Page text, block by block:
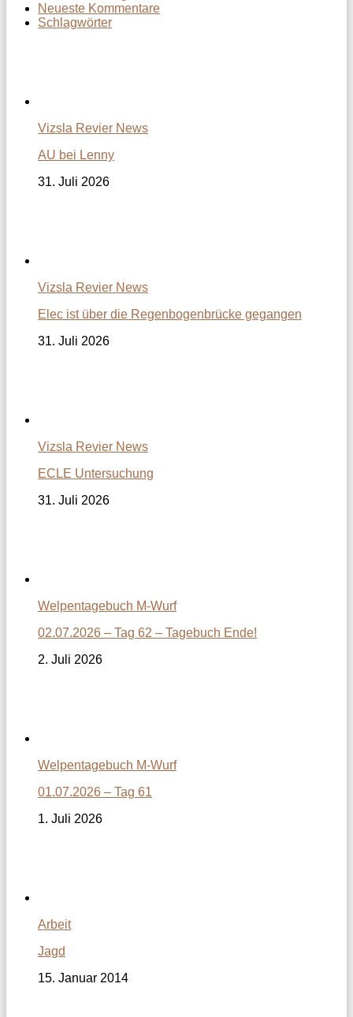
Neueste Kommentare
Schlagwörter
Vizsla Revier News
AU bei Lenny
31. Juli 2026
Vizsla Revier News
Elec ist über die Regenbogenbrücke gegangen
31. Juli 2026
Vizsla Revier News
ECLE Untersuchung
31. Juli 2026
Welpentagebuch M-Wurf
02.07.2026 – Tag 62 – Tagebuch Ende!
2. Juli 2026
Welpentagebuch M-Wurf
01.07.2026 – Tag 61
1. Juli 2026
Arbeit
Jagd
15. Januar 2014